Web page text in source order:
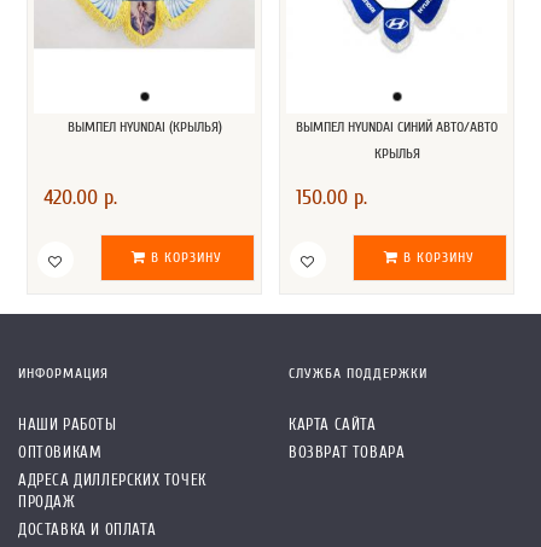
ВЫМПЕЛ HYUNDAI (КРЫЛЬЯ)
420.00 р.
В КОРЗИНУ
ВЫМПЕЛ HYUNDAI СИНИЙ АВТО/АВТО
КРЫЛЬЯ
150.00 р.
В КОРЗИНУ
ИНФОРМАЦИЯ
НАШИ РАБОТЫ
ОПТОВИКАМ
АДРЕСА ДИЛЛЕРСКИХ ТОЧЕК
ПРОДАЖ
ДОСТАВКА И ОПЛАТА
СЛУЖБА ПОДДЕРЖКИ
КАРТА САЙТА
ВОЗВРАТ ТОВАРА